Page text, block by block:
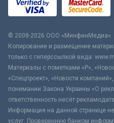
© 2008-2026 ООО «МинфинМедиа».
Копирование и размещение
только с гиперссылкой вида:
Материалы с пометками «Р»,
«Спецпроект», «Новости
понимании Закона Украины «О
ответственность несёт
Информация на данной странице
услуг. Проверенную банком